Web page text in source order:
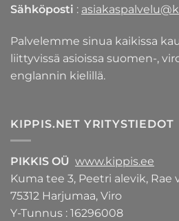
Sähköposti :
Palvelemme sinua kaikissa
liittyvissä asioissa suomen-,
englannin kielillä.
KIPPIS.NET YRITYSTIEDOT
PIKKIS OÜ www.kippis.ee
Kuma tee 3, Peetri alevik, Rae
75312 Harjumaa, Viro
Y-Tunnus : 16296008